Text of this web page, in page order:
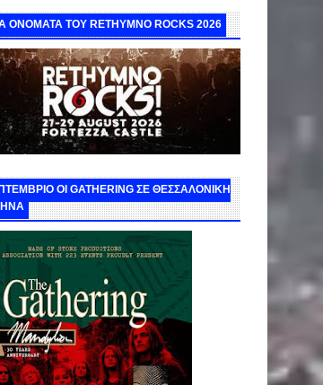
ΟΝΟΜΑΤΑ ΤΟΥ RETHYMNO ROCKS 2026
ΟΙ GATHERING ΣΕ ΘΕΣΣΑΛΟΝΙΚΗ